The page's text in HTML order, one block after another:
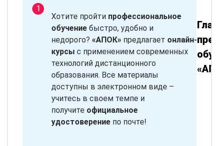
Хотите пройти профессиональное
обучение быстро, удобно и
недорого? «АПОК» предлагает онлайн-
курсы с применением современных
технологий дистанционного
образования. Все материалы
доступны в электронном виде –
учитесь в своем темпе и
получите официальное
удостоверение по почте!